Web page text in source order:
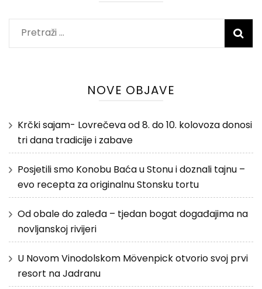
Pretraži:
NOVE OBJAVE
Krčki sajam- Lovrečeva od 8. do 10. kolovoza donosi
tri dana tradicije i zabave
Posjetili smo Konobu Baća u Stonu i doznali tajnu –
evo recepta za originalnu Stonsku tortu
Od obale do zaleđa – tjedan bogat događajima na
novljanskoj rivijeri
U Novom Vinodolskom Mövenpick otvorio svoj prvi
resort na Jadranu